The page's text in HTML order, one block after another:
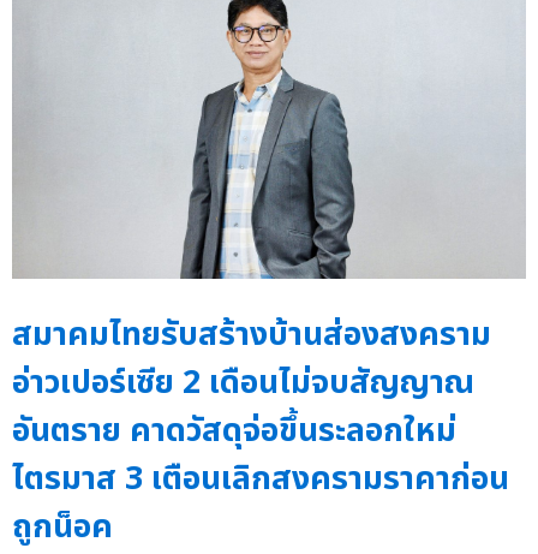
สมาคมไทยรับสร้างบ้านส่องสงคราม
อ่าวเปอร์เซีย 2 เดือนไม่จบสัญญาณ
อันตราย คาดวัสดุจ่อขึ้นระลอกใหม่
ไตรมาส 3 เตือนเลิกสงครามราคาก่อน
ถูกน็อค